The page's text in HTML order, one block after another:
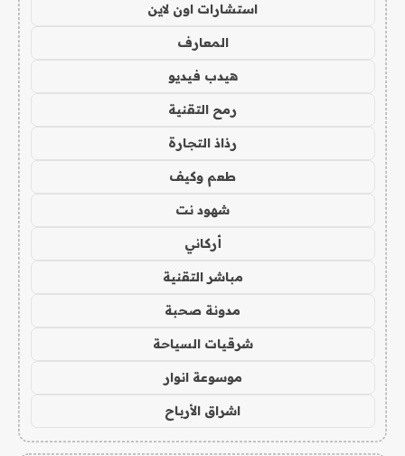
استشارات اون لاين
المعارف
هيدب فيديو
رمح التقنية
رذاذ التجارة
طعم وكيف
شهود نت
أركاني
مباشر التقنية
مدونة صحبة
شرقيات السياحة
موسوعة انوار
اشراق الأرباح